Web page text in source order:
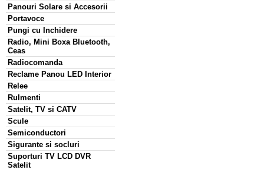
Panouri Solare si Accesorii
Portavoce
Pungi cu Inchidere
Radio, Mini Boxa Bluetooth,
Ceas
Radiocomanda
Reclame Panou LED Interior
Relee
Rulmenti
Satelit, TV si CATV
Scule
Semiconductori
Sigurante si socluri
Suporturi TV LCD DVR
Satelit